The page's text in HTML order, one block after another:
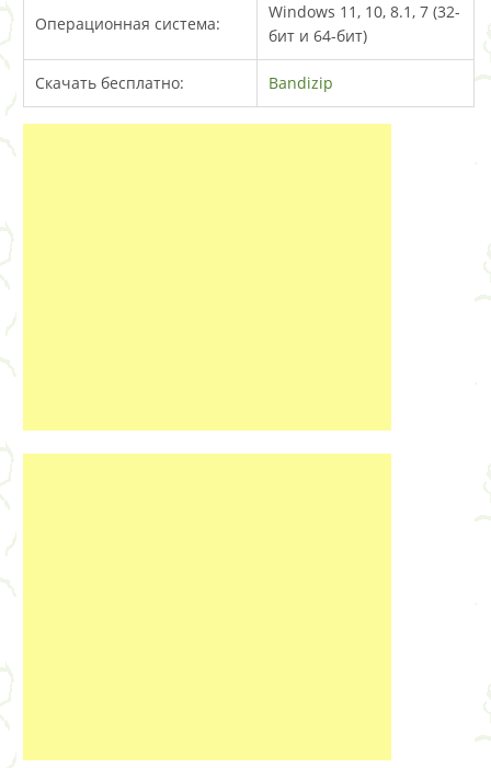
Операционная система:
Windows 11, 10, 8.1, 7 (32-
бит и 64-бит)
Скачать бесплатно: Bandizip